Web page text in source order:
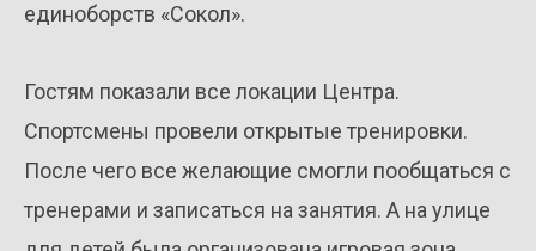
единоборств «Сокол».
Гостям показали все локации Центра.
Спортсмены провели открытые тренировки.
После чего все желающие смогли пообщаться с
тренерами и записаться на занятия. А на улице